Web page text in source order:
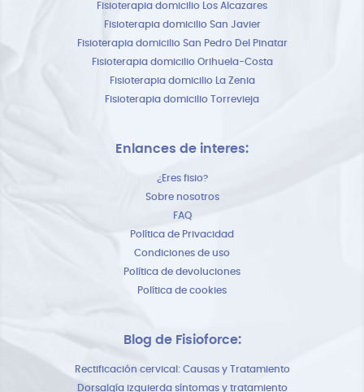
Fisioterapia domicilio Los Alcazares
Fisioterapia domicilio San Javier
Fisioterapia domicilio San Pedro Del Pinatar
Fisioterapia domicilio Orihuela-Costa
Fisioterapia domicilio La Zenia
Fisioterapia domicilio Torrevieja
Enlances de interes:
¿Eres fisio?
Sobre nosotros
FAQ
Política de Privacidad
Condiciones de uso
Política de devoluciones
Política de cookies
Blog de Fisioforce:
Rectificación cervical: Causas y Tratamiento
Dorsalgía izquierda síntomas y tratamiento